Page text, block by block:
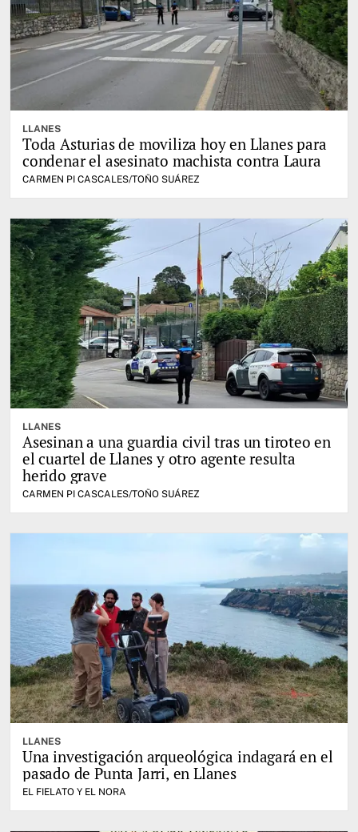
LLANES
Toda Asturias de moviliza hoy en Llanes para
condenar el asesinato machista contra Laura
CARMEN PI CASCALES/TOÑO SUÁREZ
LLANES
Asesinan a una guardia civil tras un tiroteo en
el cuartel de Llanes y otro agente resulta
herido grave
CARMEN PI CASCALES/TOÑO SUÁREZ
LLANES
Una investigación arqueológica indagará en el
pasado de Punta Jarri, en Llanes
EL FIELATO Y EL NORA